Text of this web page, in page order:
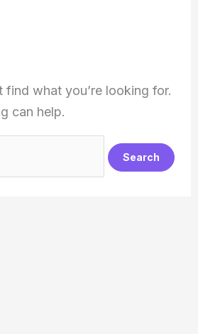
find what you’re looking for.
can help.